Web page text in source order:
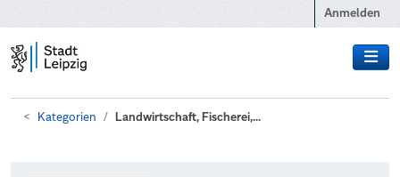
Anmelden
Kategorien Landwirtschaft, Fischerei,...